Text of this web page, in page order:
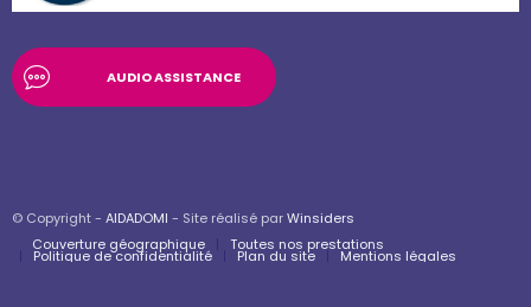
AUDIO ASSISTANCE
© Copyright - AIDADOMI - Site réalisé parWinsiders
Couverture géographique
Toutes nos prestations
Politique de confidentialité Plan du site Mentions légales